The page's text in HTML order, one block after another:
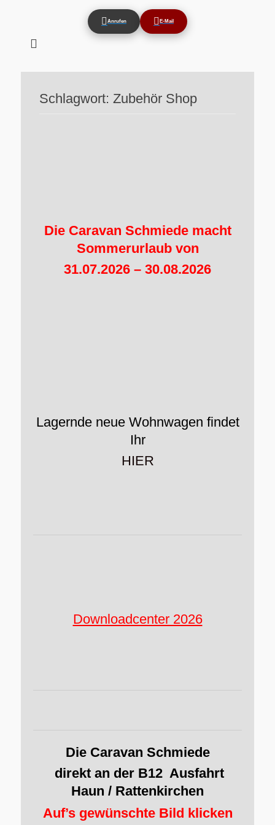
Schlagwort: Zubehör Shop
Die Caravan Schmiede macht
Sommerurlaub von
31.07.2026 – 30.08.2026
Lagernde neue Wohnwagen findet
Ihr
HIER
Downloadcenter 2026
Die Caravan Schmiede
direkt an der B12 Ausfahrt
Haun / Rattenkirchen
Auf’s gewünschte Bild klicken
Anrufen E-Mail